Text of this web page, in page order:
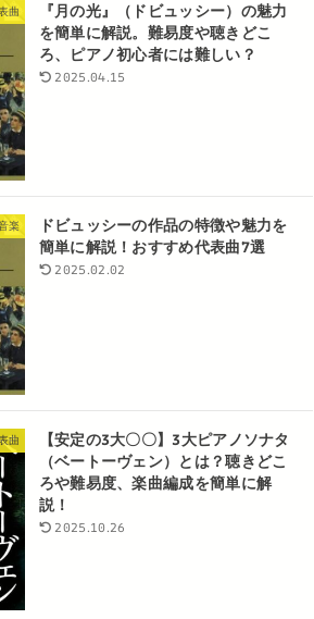
曲
『月の光』（ドビュッシー）の魅力
を簡単に解説。難易度や聴きどこ
ろ、ピアノ初心者には難しい？
2025.04.15
楽
ドビュッシーの作品の特徴や魅力を
簡単に解説！おすすめ代表曲7選
2025.02.02
曲
【安定の3大〇〇】3大ピアノソナタ
（ベートーヴェン）とは？聴きどこ
ろや難易度、楽曲編成を簡単に解
説！
2025.10.26